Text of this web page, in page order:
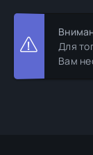
Для
Вам